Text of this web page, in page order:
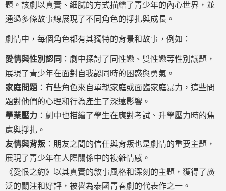
題。該劇以真實、細膩的方式描繪了青少年的內心世界，並
通過多條故事線展現了不同角色的掙扎與成長。
劇情中，每個角色都有其獨特的背景和故事，例如：
愛情與性別認同 ：劇中探討了同性戀、雙性戀等性別議題，
展現了青少年在面對自我認同時的困惑與勇氣。
家庭問題 ：有些角色來自單親家庭或面臨家庭暴力，這些問
題對他們的心理和行為產生了深遠影響。
學業壓力 ：劇中也描繪了學生在應對考試、升學壓力時的焦
慮與掙扎。
友情與背叛 ：朋友之間的信任與背叛也是劇情的重要主題，
展現了青少年在人際關係中的複雜情感。
《愛恨之約》以其真實的敘事風格和深刻的主題，獲得了廣
泛的關注和好評，被譽為泰國青春劇的代表作之一。